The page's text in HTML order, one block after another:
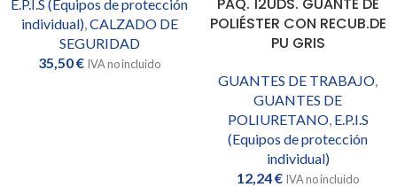
E.P.I.S (Equipos de protección
individual),CALZADO DE
SEGURIDAD
35,50€ IVA no incluido
POLIÉSTER CON RECUB.DE
PU GRIS
GUANTES DE TRABAJO,
GUANTES DE
POLIURETANO, E.P.I.S
(Equipos de protección
individual)
12,24€ IVA no incluido